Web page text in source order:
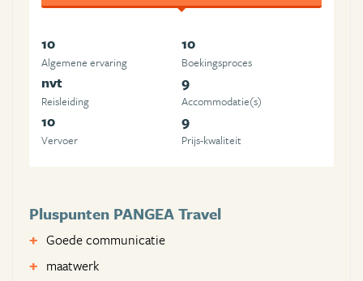
10
Algemene ervaring
10
Boekingsproces
nvt
Reisleiding
9
Accommodatie(s)
10
Vervoer
9
Prijs-kwaliteit
Pluspunten PANGEA Travel
Goede communicatie
maatwerk